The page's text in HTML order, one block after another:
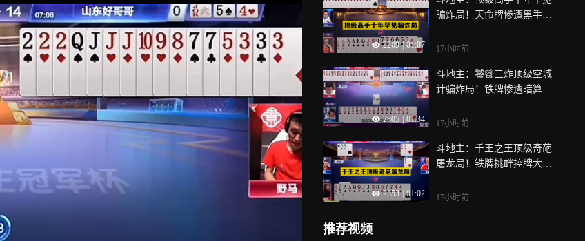
2269 | 01:07
骗炸局！天命牌惨遭黑手！
17小时前
2805 01:34
斗地主：饕餮三炸顶级空城
计骗炸局！铁牌惨遭暗算！
17小时前
2353 01:02
斗地主：千王之王顶级奇葩
屠龙局！铁牌挑衅控牌大
17小时前
推荐视频